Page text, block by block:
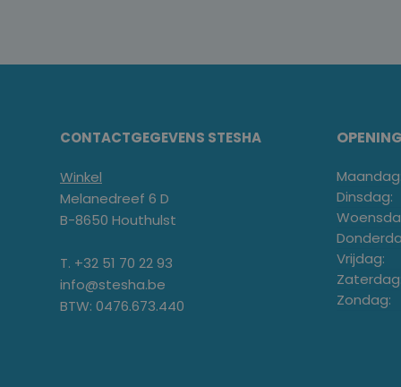
CONTACTGEGEVENS STESHA
Winkel
Melanedreef 6 D
B-8650 Houthulst
T. +32 51 70 22 93
info@stesha.be
BTW: 0476.673.440
Dinsdag:
Vrijdag:
Zondag: